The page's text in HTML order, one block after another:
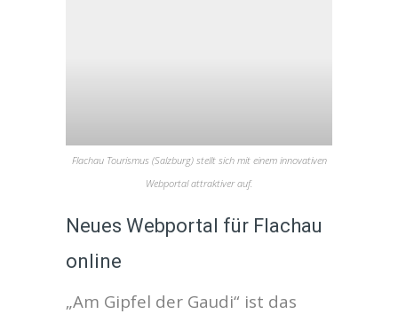
Flachau Tourismus (Salzburg) stellt sich mit einem innovativen
Webportal attraktiver auf.
Neues Webportal für Flachau
online
„Am Gipfel der Gaudi“ ist das